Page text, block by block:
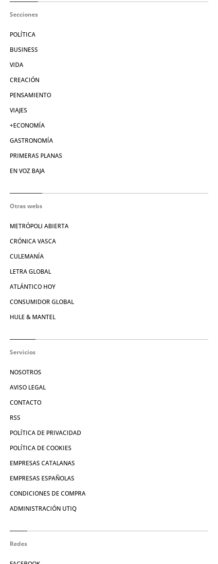
Secciones
POLÍTICA
BUSINESS
VIDA
CREACIÓN
PENSAMIENTO
VIAJES
+ECONOMÍA
GASTRONOMÍA
PRIMERAS PLANAS
EN VOZ BAJA
Otras webs
METRÓPOLI ABIERTA
CRÓNICA VASCA
CULEMANÍA
LETRA GLOBAL
ATLÁNTICO HOY
CONSUMIDOR GLOBAL
HULE & MANTEL
Servicios
NOSOTROS
AVISO LEGAL
CONTACTO
RSS
POLÍTICA DE PRIVACIDAD
POLÍTICA DE COOKIES
EMPRESAS CATALANAS
EMPRESAS ESPAÑOLAS
CONDICIONES DE COMPRA
ADMINISTRACIÓN UTIQ
Redes